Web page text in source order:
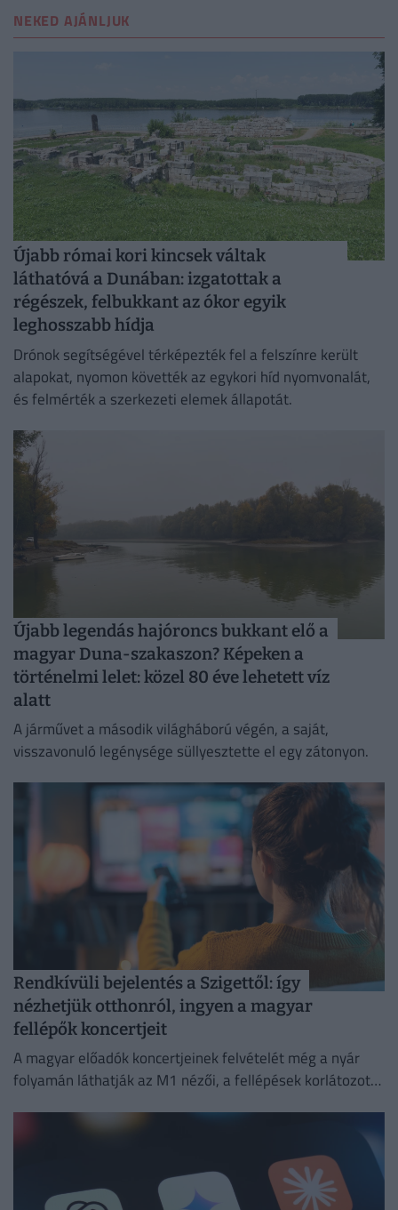
NEKED AJÁNLJUK
Újabb római kori kincsek váltak
láthatóvá a Dunában: izgatottak a
régészek, felbukkant az ókor egyik
leghosszabb hídja
Drónok segítségével térképezték fel a felszínre került
alapokat, nyomon követték az egykori híd nyomvonalát,
és felmérték a szerkezeti elemek állapotát.
Újabb legendás hajóroncs bukkant elő a
magyar Duna-szakaszon? Képeken a
történelmi lelet: közel 80 éve lehetett víz
alatt
A járművet a második világháború végén, a saját,
visszavonuló legénysége süllyesztette el egy zátonyon.
Rendkívüli bejelentés a Szigettől: így
nézhetjük otthonról, ingyen a magyar
fellépők koncertjeit
A magyar előadók koncertjeinek felvételét még a nyár
folyamán láthatják az M1 nézői, a fellépések korlátozott